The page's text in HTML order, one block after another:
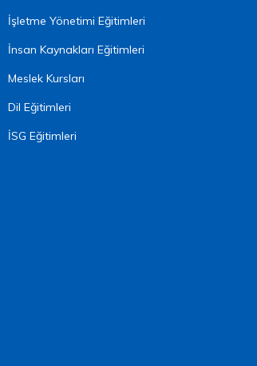
İşletme Yönetimi Eğitimleri
İnsan Kaynakları Eğitimleri
Meslek Kursları
Dil Eğitimleri
İSG Eğitimleri